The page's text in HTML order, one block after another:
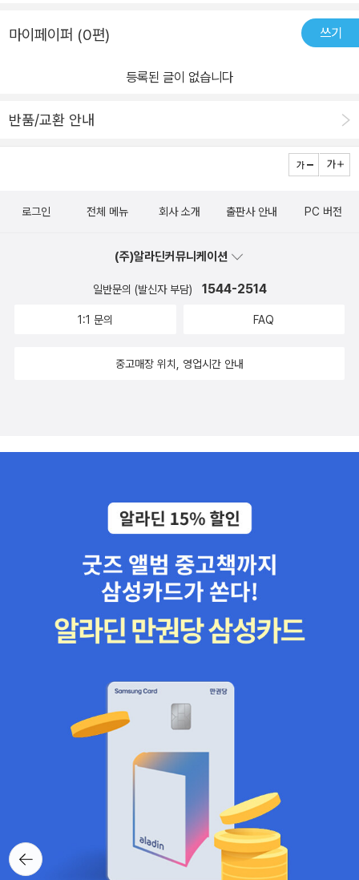
마이페이퍼 (0편) 쓰기
등록된 글이 없습니다
반품/교환 안내
뒤로가
기
로그인 전체 메뉴 회사 소개 출판사 안내 PC 버전
(주)알라딘커뮤니케이션
일반문의 (발신자 부담) 1544-2514
1:1 문의 FAQ
중고매장 위치, 영업시간 안내